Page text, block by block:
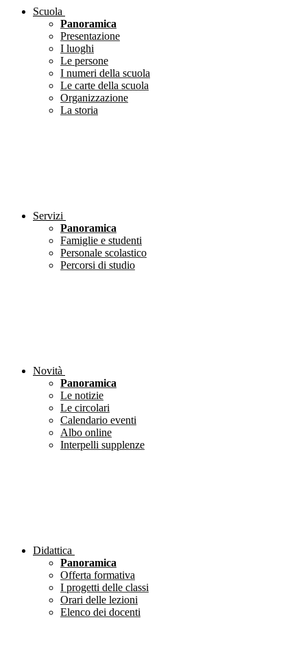
Scuola
Panoramica
Presentazione
I luoghi
Le persone
I numeri della scuola
Le carte della scuola
Organizzazione
La storia
Servizi
Panoramica
Famiglie e studenti
Personale scolastico
Percorsi di studio
Novità
Panoramica
Le notizie
Le circolari
Calendario eventi
Albo online
Interpelli supplenze
Didattica
Panoramica
Offerta formativa
I progetti delle classi
Orari delle lezioni
Elenco dei docenti